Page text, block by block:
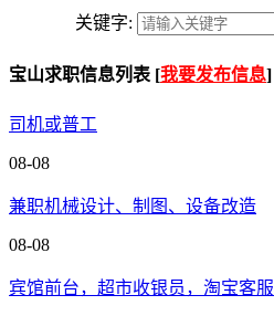
关键字:
宝山求职信息列表 [我要发布信息]
司机或普工
08-08
兼职机械设计、制图、设备改造
08-08
宾馆前台，超市收银员，淘宝客服